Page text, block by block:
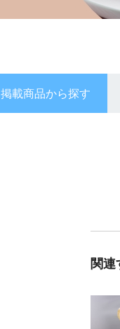
掲載商品から探す
関連